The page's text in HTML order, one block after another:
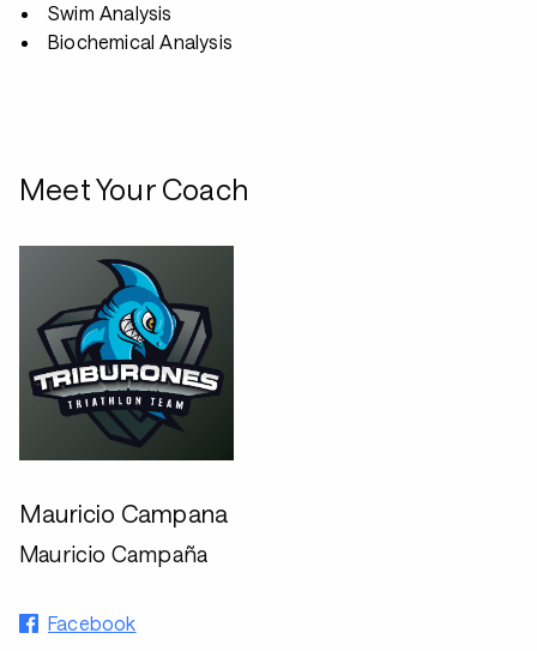
Swim Analysis
Biochemical Analysis
Meet Your Coach
Mauricio Campana
Mauricio Campaña
Facebook